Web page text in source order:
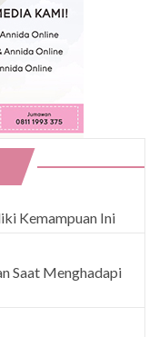
Kemampuan Ini
Saat Menghadapi